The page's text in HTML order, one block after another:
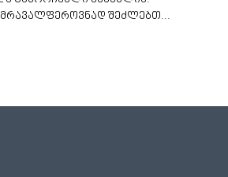
მრავალფეროვნად შეძლებთ...